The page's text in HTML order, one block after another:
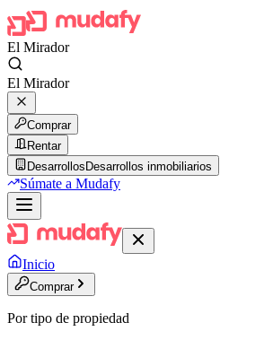
El Mirador
El Mirador
Comprar
Rentar
Desarrollos Desarrollos inmobiliarios
Súmate a Mudafy
Inicio
Comprar
Por tipo de propiedad